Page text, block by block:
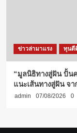
ข่าวล่ามาแรง ทุนดี
“มูลนิธิทางสู่ฝัน ปั้น
แนะเส้นทางสู่ฝัน จ
admin 07/08/2026 0